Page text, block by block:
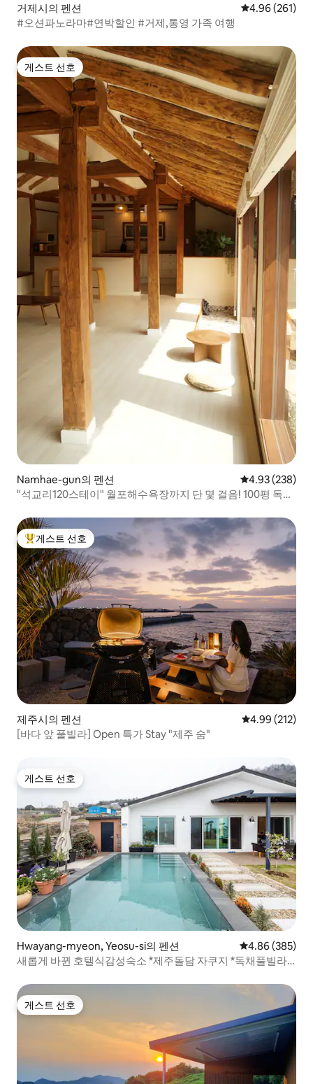
거제시의 펜션 평점 4.96점(5
4.96 (261)
#오션파노라마#연박할인 #거제,통영 가족 여행
게스트 선호
게스트 선호
Namhae-gun의 펜션 평점 4.93점(5
4.93 (238)
"석교리120스테이" 월포해수욕장까지 단 몇 걸음! 100평 독채
상위 게스트 선호
게스트 선호
제주시의 펜션 평점 4.99점(5
4.99 (212)
[바다 앞 풀빌라] Open 특가 Stay "제주 숨"
게스트 선호
게스트 선호
Hwayang-myeon, Yeosu-si의 펜션 평점 4.86점(5
4.86 (385)
새롭게 바뀐 호텔식감성숙소 *제주돌담 자쿠지 *독채풀빌라
게스트 선호
게스트 선호